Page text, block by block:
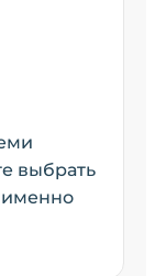
выбрать
именно